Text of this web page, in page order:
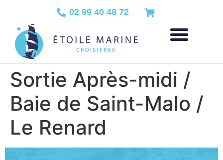
02 99 40 48 72
Sortie Après-midi /
Baie de Saint-Malo /
Le Renard